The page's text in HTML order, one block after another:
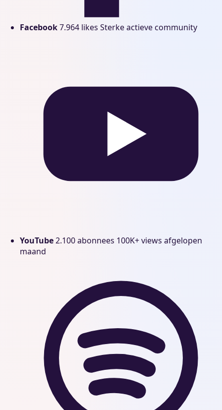
Facebook7.964 likes Sterke actieve community
YouTube2.100 abonnees 100K+ views afgelopen
maand